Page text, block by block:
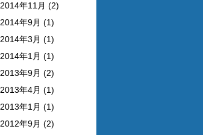
2014年11月 (2)
2014年9月 (1)
2014年3月 (1)
2014年1月 (1)
2013年9月 (2)
2013年4月 (1)
2013年1月 (1)
2012年9月 (2)